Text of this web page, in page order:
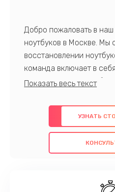
Добро пожаловать в
ноутбуков в Москве. Мы
восстановлении
команда включает в
профессионалов с
предлагаем быстрый и
использованием
также гарантируем
проведенных работ.
наилучшим образом. Не
УЗНАТЬ